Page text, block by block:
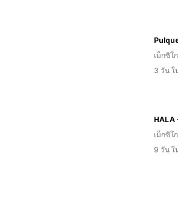
เม็กซิโก
3 วัน ใ
เม็กซิโก
9 วัน ใ